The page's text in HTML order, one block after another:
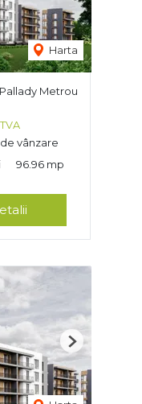
Harta
Metrou
vânzare
96.96 mp
Next